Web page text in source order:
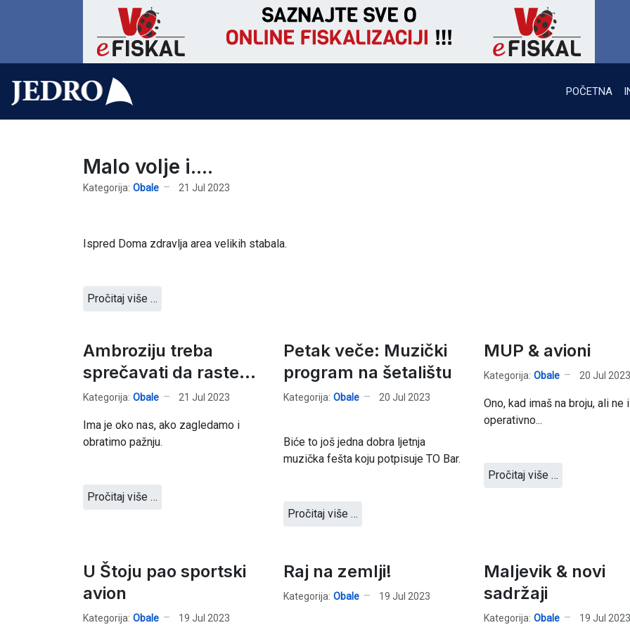
POČETNA
Malo volje i....
Kategorija: Obale 21 Jul 2023
Ispred Doma zdravlja area velikih stabala.
Pročitaj više …
Ambroziju treba
sprečavati da raste...
Kategorija: Obale 21 Jul 2023
Ima je oko nas, ako zagledamo i
obratimo pažnju.
Pročitaj više …
Petak veče: Muzički
program na šetalištu
Kategorija: Obale 20 Jul 2023
Biće to još jedna dobra ljetnja
muzička fešta koju potpisuje TO Bar.
Pročitaj više …
MUP & avioni
Kategorija: Obale 20 Jul 2023
Ono, kad imaš na broju, ali ne i
operativno...
Pročitaj više …
U Štoju pao sportski
avion
Kategorija: Obale 19 Jul 2023
Raj na zemlji!
Kategorija: Obale 19 Jul 2023
Maljevik & novi
sadržaji
Kategorija: Obale 19 Jul 2023